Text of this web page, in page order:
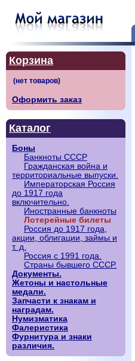
Корзина
Оформить заказ
Каталог
Боны
Банкноты СССР
Гражданская война и
территориальные выпуски.
Императорская Россия
до 1917 года
включительно.
Иностранные банкноты
Лотерейные билеты
Россия до 1917 года,
акции, облигации, займы и
т. д.
Россия с 1991 года.
Страны бывшего СССР.
Документы.
Жетоны и настольные
медали.
Запчасти к знакам и
наградам.
Нумизматика
Фалеристика
Фурнитура и знаки
различия.